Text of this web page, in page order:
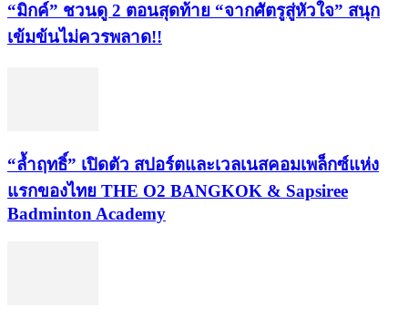
“มิกค์” ชวนดู 2 ตอนสุดท้าย “จากศัตรูสู่หัวใจ” สนุก
เข้มข้นไม่ควรพลาด!!
“ล้ำฤทธิ์” เปิดตัว สปอร์ตและเวลเนสคอมเพล็กซ์แห่ง
แรกของไทย THE O2 BANGKOK & Sapsiree
Badminton Academy